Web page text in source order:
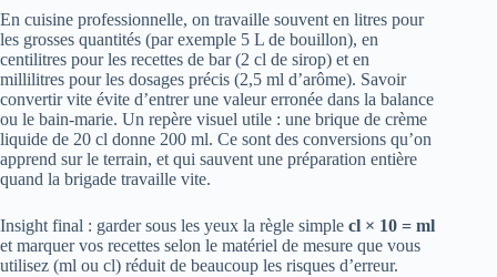
En cuisine professionnelle, on travaille souvent en litres pour
les grosses quantités (par exemple 5 L de bouillon), en
centilitres pour les recettes de bar (2 cl de sirop) et en
millilitres pour les dosages précis (2,5 ml d’arôme). Savoir
convertir vite évite d’entrer une valeur erronée dans la balance
ou le bain-marie. Un repère visuel utile : une brique de crème
liquide de 20 cl donne 200 ml. Ce sont des conversions qu’on
apprend sur le terrain, et qui sauvent une préparation entière
quand la brigade travaille vite.
Insight final : garder sous les yeux la règle simple cl × 10 = ml
et marquer vos recettes selon le matériel de mesure que vous
utilisez (ml ou cl) réduit de beaucoup les risques d’erreur.